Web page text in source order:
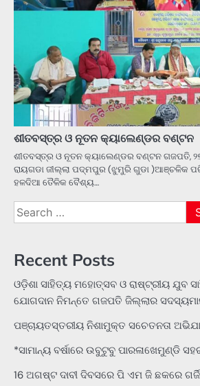
ଶୀତବସ୍ତ୍ର ଓ ନୂତନ କ୍ୟାଲେଣ୍ଡର ବଣ୍ଟନ
ଶୀତବସ୍ତ୍ର ଓ ନୂତନ କ୍ୟାଲେଣ୍ଡର ବଣ୍ଟନ ଗଜପତି,
ରାୟଗଡା ଜୀଲ୍ଲା ପଦ୍ମପୁର (ଝୁମୁରି ଗୁଡା )ଆଞ୍ଚଳିକ
ହଳଦିଆ ତୈଳିକ ବୈଶ୍ୟ…
Search
for:
Recent Posts
ଓଡ଼ିଶା ସାହିତ୍ୟ ମହୋତ୍ସବ ଓ ରାଷ୍ଟ୍ରୀୟ ଯୁବ
ଯୋଗଦାନ ନିମନ୍ତେ ଗଜପତି ଜିଲ୍ଲାର
ପଞ୍ଚାୟତସ୍ତରୀୟ ନିଶାମୁକ୍ତ ସଚେତନତା
*ସାମାନ୍ୟ ବର୍ଷାରେ ଉବୁଟୁବୁ ପାରଳାଖେମୁଣ୍ଡି
16 ଅଗଷ୍ଟ ଦାବୀ ଦିବସରେ ପି ଏମ ଜି ଛକରେ